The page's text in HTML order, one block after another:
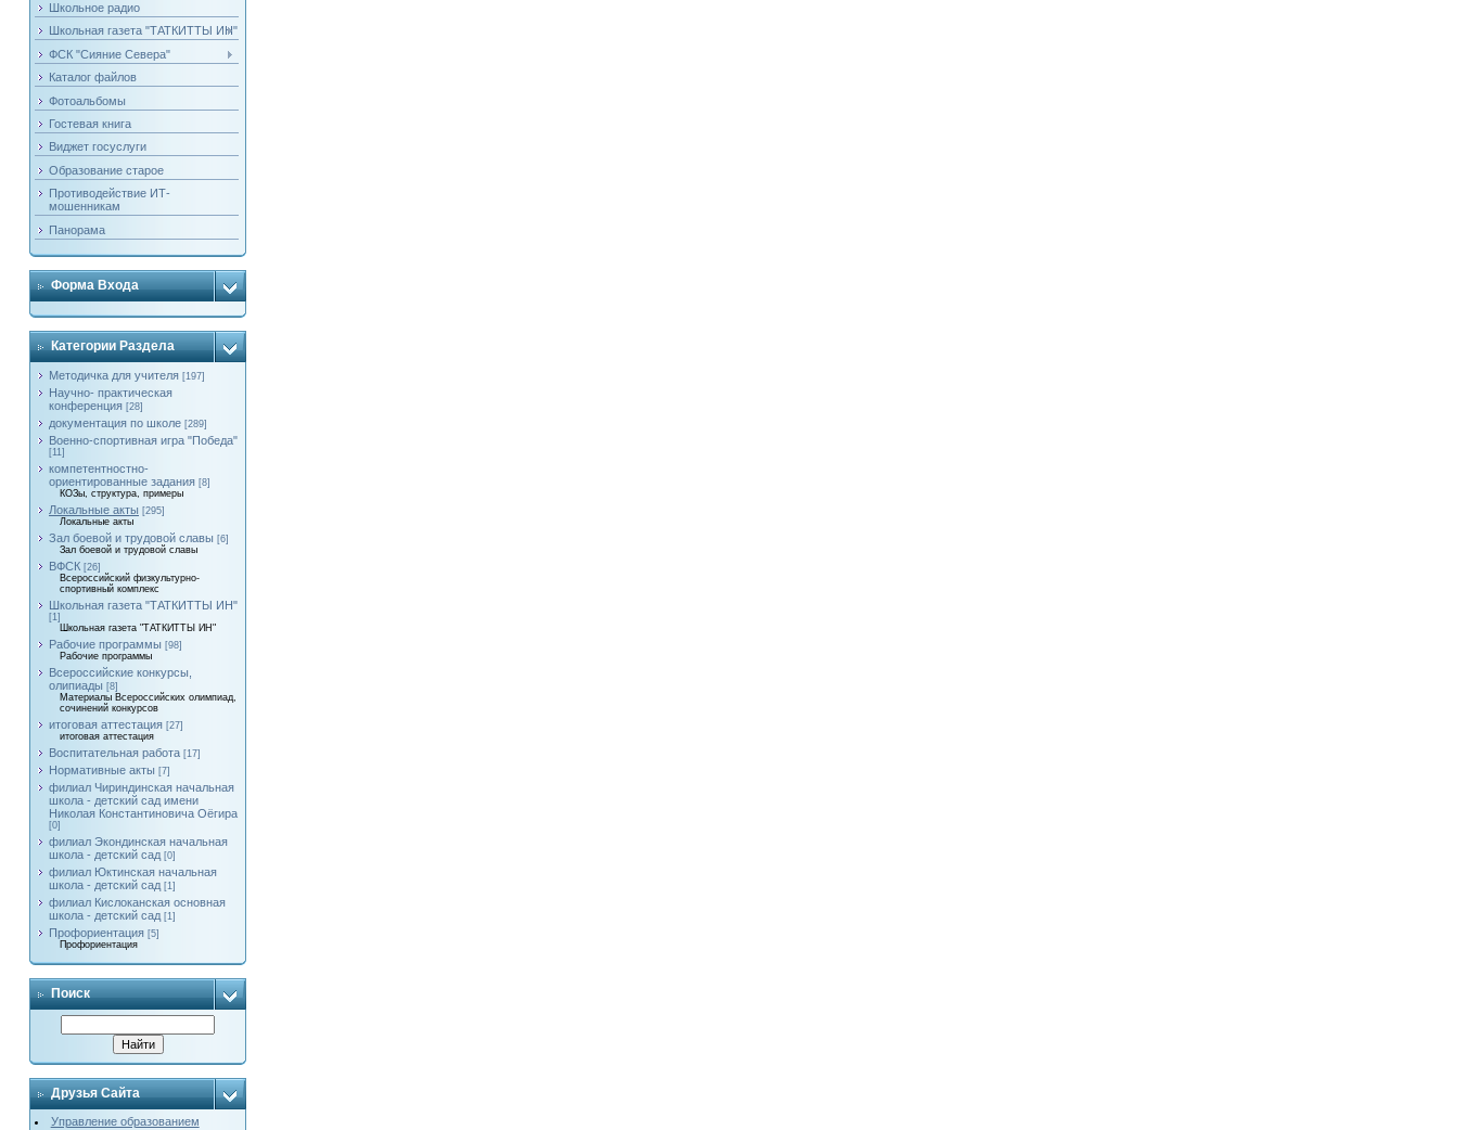
Школьное радио
Школьная газета "ТАТКИТТЫ ИН"
ФСК "Сияние Севера"
Каталог файлов
Фотоальбомы
Гостевая книга
Виджет госуслуги
Образование старое
Противодействие ИТ-
мошенникам
Панорама
Форма Входа
Категории Раздела
Методичка для учителя [197]
Научно- практическая
конференция [28]
документация по школе [289]
Военно-спортивная игра "Победа"
[11]
компетентностно-
ориентированные задания [8]
КОЗы, структура, примеры
Локальные акты [295]
Локальные акты
Зал боевой и трудовой славы [6]
Зал боевой и трудовой славы
ВФСК [26]
Всероссийский физкультурно-
спортивный комплекс
Школьная газета "ТАТКИТТЫ ИН"
[1]
Школьная газета "ТАТКИТТЫ ИН"
Рабочие программы [98]
Рабочие программы
Всероссийские конкурсы,
олипиады [8]
Материалы Всероссийских олимпиад,
сочинений конкурсов
итоговая аттестация [27]
итоговая аттестация
Воспитательная работа [17]
Нормативные акты [7]
филиал Чириндинская начальная
школа - детский сад имени
Николая Константиновича Оёгира
[0]
филиал Экондинская начальная
школа - детский сад [0]
филиал Юктинская начальная
школа - детский сад [1]
филиал Кислоканская основная
школа - детский сад [1]
Профориентация [5]
Профориентация
Поиск
Друзья Сайта
Управление образованием